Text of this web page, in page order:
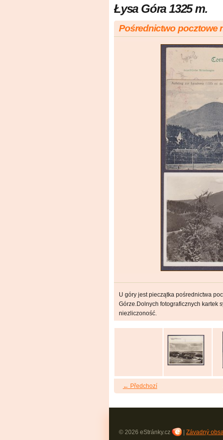
Łysa Góra 1325 m.
Pośrednictwo pocztowe
U góry jest pieczątka pośrednictwa
Górze.Dolnych fotograficznych kartek
niezliczoność.
← Předchozí
© 2026 eStránky.cz Závadný